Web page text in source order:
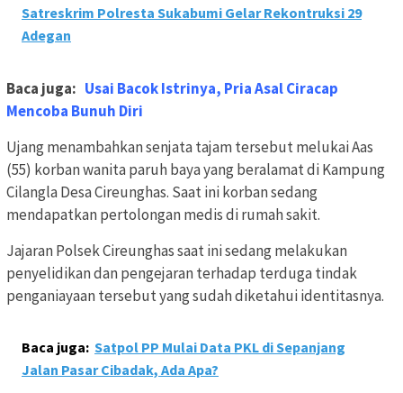
Satreskrim Polresta Sukabumi Gelar Rekontruksi 29
Adegan
Baca juga: Usai Bacok Istrinya, Pria Asal Ciracap
Mencoba Bunuh Diri
Ujang menambahkan senjata tajam tersebut melukai Aas
(55) korban wanita paruh baya yang beralamat di Kampung
Cilangla Desa Cireunghas. Saat ini korban sedang
mendapatkan pertolongan medis di rumah sakit.
Jajaran Polsek Cireunghas saat ini sedang melakukan
penyelidikan dan pengejaran terhadap terduga tindak
penganiayaan tersebut yang sudah diketahui identitasnya.
Baca juga: Satpol PP Mulai Data PKL di Sepanjang
Jalan Pasar Cibadak, Ada Apa?